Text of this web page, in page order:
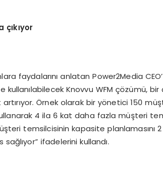
faydalarını anlatan Power2Media
Knovvu WFM çözümü, bir
artırıyor. Örnek olarak bir yönetici 150
4 ila 6 kat daha fazla müşteri
temsilcisinin kapasite planlamasını
ifadelerini kullandı.